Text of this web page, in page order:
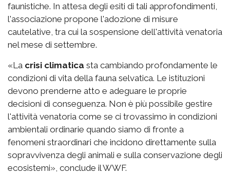
faunistiche. In attesa degli esiti di tali approfondimenti,
l'associazione propone l'adozione di misure
cautelative, tra cui la sospensione dell'attività venatoria
nel mese di settembre.
«La crisi climatica sta cambiando profondamente le
condizioni di vita della fauna selvatica. Le istituzioni
devono prenderne atto e adeguare le proprie
decisioni di conseguenza. Non è più possibile gestire
l'attività venatoria come se ci trovassimo in condizioni
ambientali ordinarie quando siamo di fronte a
fenomeni straordinari che incidono direttamente sulla
sopravvivenza degli animali e sulla conservazione degli
ecosistemi», conclude il WWF.